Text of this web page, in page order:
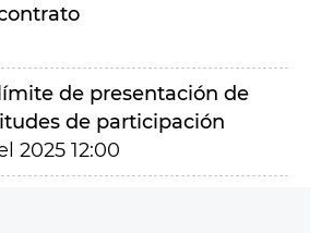
de presentación de
de participación
2025 12:00